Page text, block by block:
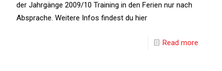
der Jahrgänge 2009/10 Training in den Ferien nur nach
Absprache. Weitere Infos findest du hier
Read more